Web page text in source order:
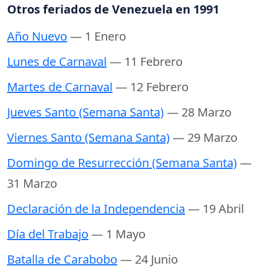
Otros feriados de Venezuela en 1991
Año Nuevo — 1 Enero
Lunes de Carnaval — 11 Febrero
Martes de Carnaval — 12 Febrero
Jueves Santo (Semana Santa)— 28 Marzo
Viernes Santo (Semana Santa)— 29 Marzo
Domingo de Resurrección (Semana Santa)—
31 Marzo
Declaración de la Independencia — 19 Abril
Día del Trabajo — 1 Mayo
Batalla de Carabobo — 24 Junio